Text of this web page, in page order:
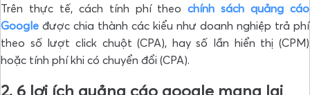
Trên thực tế, cách tính phí theochính sách quảng cáo
Google được chia thành các kiểu như doanh nghiệp trả phí
theo số lượt click chuột (CPA), hay số lần hiển thị (CPM)
hoặc tính phí khi có chuyển đổi (CPA).
2. 6 lợi ích quảng cáo google mang lại